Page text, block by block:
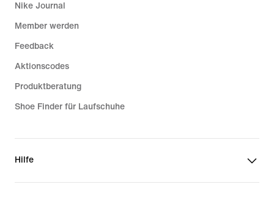
Nike Journal
Member werden
Feedback
Aktionscodes
Produktberatung
Shoe Finder für Laufschuhe
Hilfe